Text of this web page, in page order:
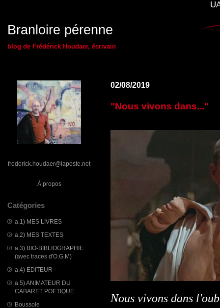
Branloire pérenne
blog de Frédérick Houdaer, écrivain
frederick.houdaer@laposte.net
À propos
Catégories
a.1) MES LIVRES
a.2) MES TEXTES
a.3) BIO-BIBLIOGRAPHIE
(avec traces d'O.G.M)
a.4) EDITEUR
a.5) ANIMATEUR DU
CABARET POETIQUE
Boussole
02/08/2019
"Nous vivons dans..."
Nous vivons dans